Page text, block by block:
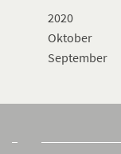
2020
Oktober
September